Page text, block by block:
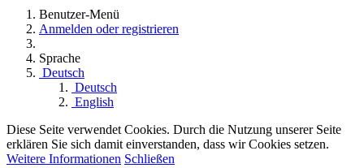
Benutzer-Menü
Anmelden oder registrieren
Sprache
Deutsch
Deutsch
English
Diese Seite verwendet Cookies. Durch die Nutzung unserer Seite
erklären Sie sich damit einverstanden, dass wir Cookies setzen.
Weitere Informationen Schließen